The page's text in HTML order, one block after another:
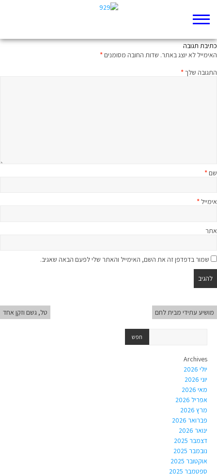
כתיבת תגובה
האימייל לא יוצג באתר. שדות החובה מסומנים*
התגובה שלך*
שם*
אימייל *
אתר
שמור בדפדפן זה את השם, האימייל והאתר שלי לפעם הבאה שאגיב.
מושיע עתידי מבית לחם טל, גשם וזקֵן אחד
Archives
יולי 2026
יוני 2026
מאי 2026
אפריל 2026
מרץ 2026
פברואר 2026
ינואר 2026
דצמבר 2025
נובמבר 2025
אוקטובר 2025
ספטמבר 2025